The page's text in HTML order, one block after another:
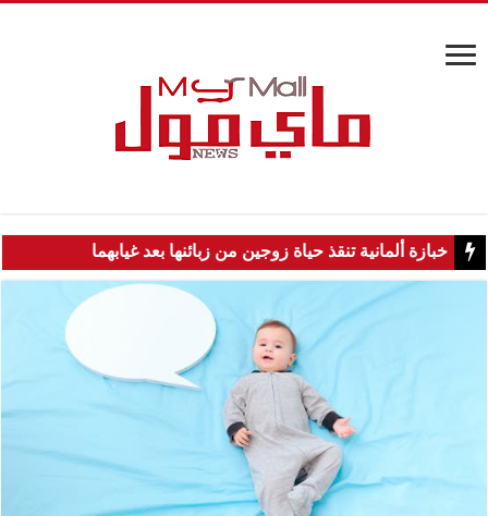
خبازة ألمانية تنقذ حياة زوجين من زبائنها بعد غيابهما